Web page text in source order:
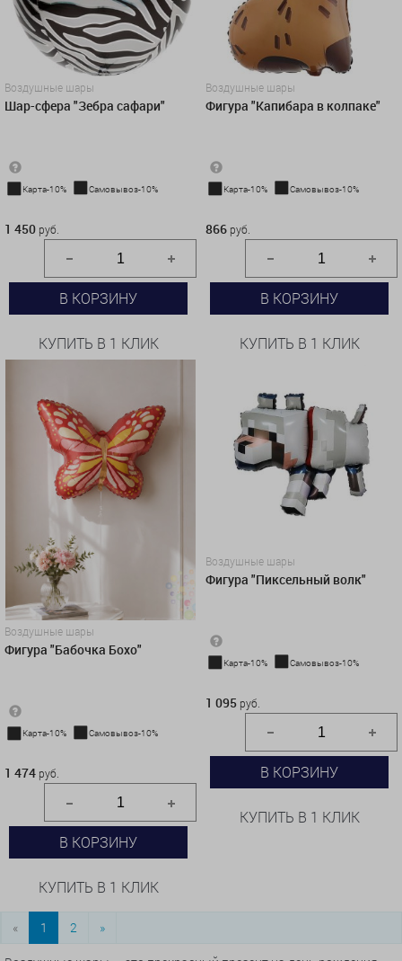
Воздушные шары
Шар-сфера "Зебра сафари"
Карта-10% Самовывоз-10%
1 450 руб.
В КОРЗИНУ
КУПИТЬ В 1 КЛИК
Воздушные шары
Фигура "Капибара в колпаке"
Карта-10% Самовывоз-10%
866 руб.
В КОРЗИНУ
КУПИТЬ В 1 КЛИК
Воздушные шары
Фигура "Бабочка Бохо"
Карта-10% Самовывоз-10%
1 474 руб.
В КОРЗИНУ
КУПИТЬ В 1 КЛИК
Воздушные шары
Фигура "Пиксельный волк"
Карта-10% Самовывоз-10%
1 095 руб.
В КОРЗИНУ
КУПИТЬ В 1 КЛИК
« 1 2 »